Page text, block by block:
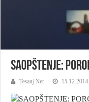
SAOPŠTENJE:
Tesanj Net 15.12.2014.